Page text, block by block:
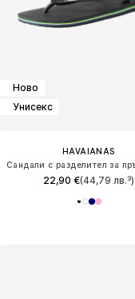
Ново
Унисекс
HAVAIANAS
22,90 €(44,79 лв.³)